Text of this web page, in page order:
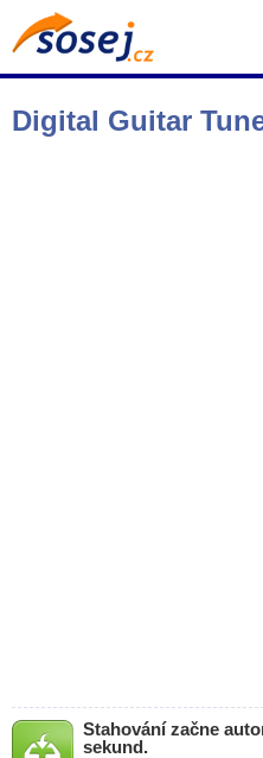
Digital Guitar
Stahování začne
sekund.